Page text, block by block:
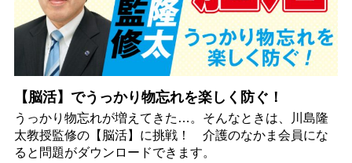
【脳活】でうっかり物忘れを楽しく防ぐ！
うっかり物忘れが増えてきた…。そんなときは、川島隆
太教授監修の【脳活】に挑戦！ 介護のなかま会員にな
ると問題がダウンロードできます。